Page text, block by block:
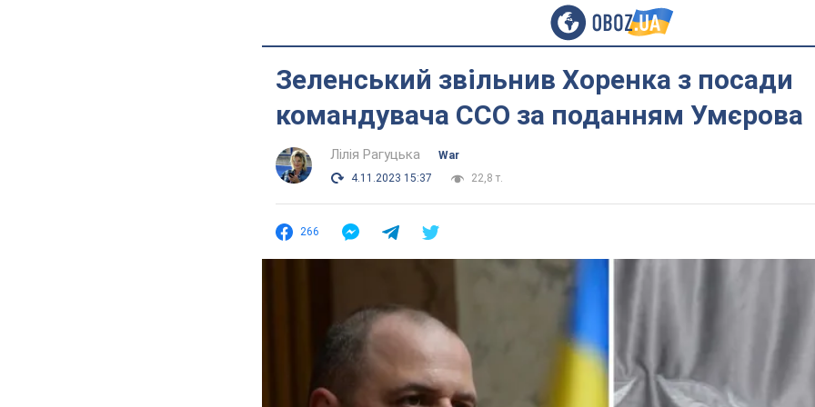
Зеленський звільнив Хоренка з посади
командувача ССО за поданням Умєрова
Лілія Рагуцька
War
4.11.2023 15:37
22,8 т.
266